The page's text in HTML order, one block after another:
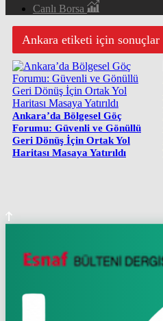
Canlı Borsa
Ankara etiketi için sonuçlar
Ankara’da Bölgesel Göç
Forumu: Güvenli ve Gönüllü
Geri Dönüş İçin Ortak Yol
Haritası Masaya Yatırıldı